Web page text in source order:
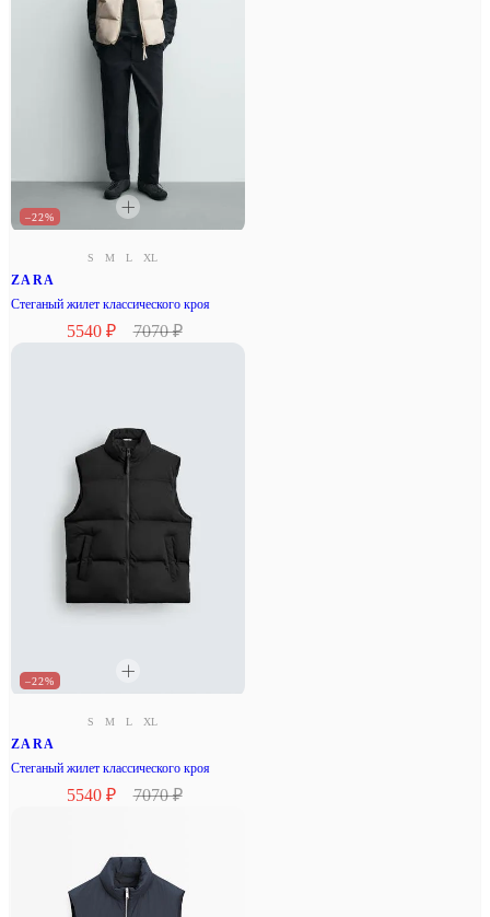
–22%
S M L XL
ZARA
Стеганый жилет классического кроя
5540 ₽ 7070 ₽
–22%
S M L XL
ZARA
Стеганый жилет классического кроя
5540 ₽ 7070 ₽